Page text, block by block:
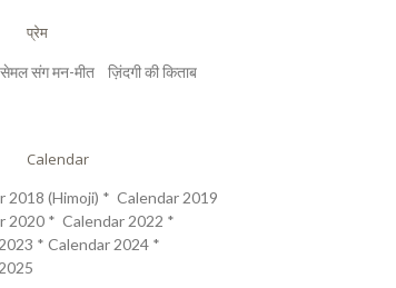
प्रेम
संग मन-मीत ज़िंदगी की किताब
Calendar
2018 (Himoji) * Calendar 2019
2020 * Calendar 2022 *
* Calendar 2024 *